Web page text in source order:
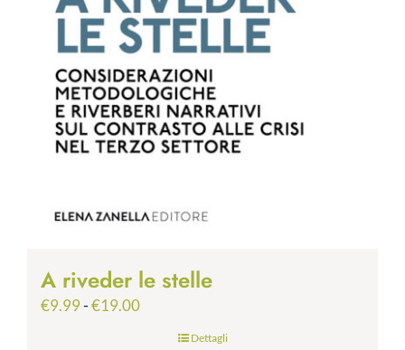
A riveder le stelle
€9.99-€19.00Fascia
Dettagli